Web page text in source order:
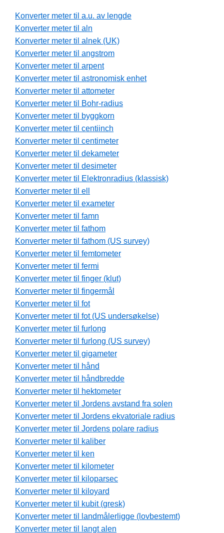
Konverter meter til a.u. av lengde
Konverter meter til aln
Konverter meter til alnek (UK)
Konverter meter til angstrom
Konverter meter til arpent
Konverter meter til astronomisk enhet
Konverter meter til attometer
Konverter meter til Bohr-radius
Konverter meter til byggkorn
Konverter meter til centiinch
Konverter meter til centimeter
Konverter meter til dekameter
Konverter meter til desimeter
Konverter meter til Elektronradius (klassisk)
Konverter meter til ell
Konverter meter til exameter
Konverter meter til famn
Konverter meter til fathom
Konverter meter til fathom (US survey)
Konverter meter til femtometer
Konverter meter til fermi
Konverter meter til finger (klut)
Konverter meter til fingermål
Konverter meter til fot
Konverter meter til fot (US undersøkelse)
Konverter meter til furlong
Konverter meter til furlong (US survey)
Konverter meter til gigameter
Konverter meter til hånd
Konverter meter til håndbredde
Konverter meter til hektometer
Konverter meter til Jordens avstand fra solen
Konverter meter til Jordens ekvatoriale radius
Konverter meter til Jordens polare radius
Konverter meter til kaliber
Konverter meter til ken
Konverter meter til kilometer
Konverter meter til kiloparsec
Konverter meter til kiloyard
Konverter meter til kubit (gresk)
Konverter meter til landmålerligge (lovbestemt)
Konverter meter til langt alen